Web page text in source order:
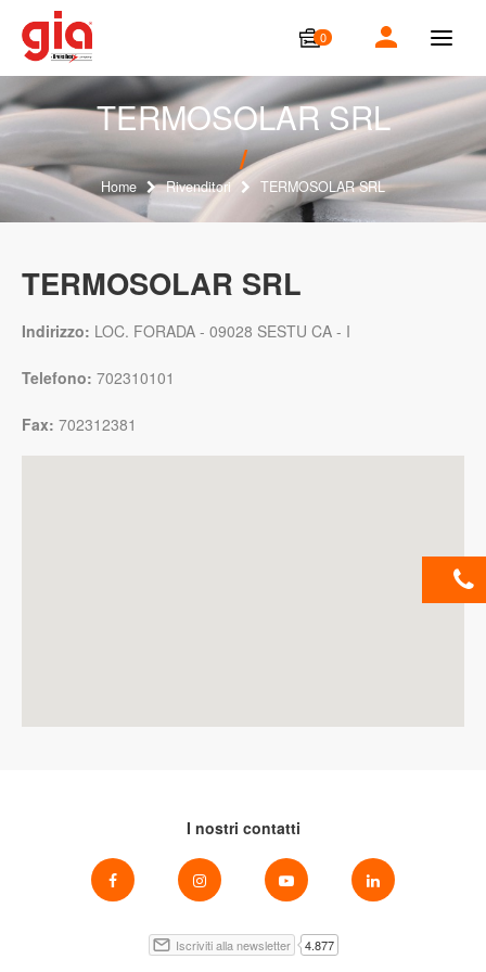
0
T
g
g
l
n
a
v
i
TERMOSOLAR SRL
Home Rivenditori TERMOSOLAR SRL
TERMOSOLAR SRL
Indirizzo: LOC. FORADA - 09028 SESTU CA - I
Telefono: 702310101
Fax: 702312381
I nostri contatti